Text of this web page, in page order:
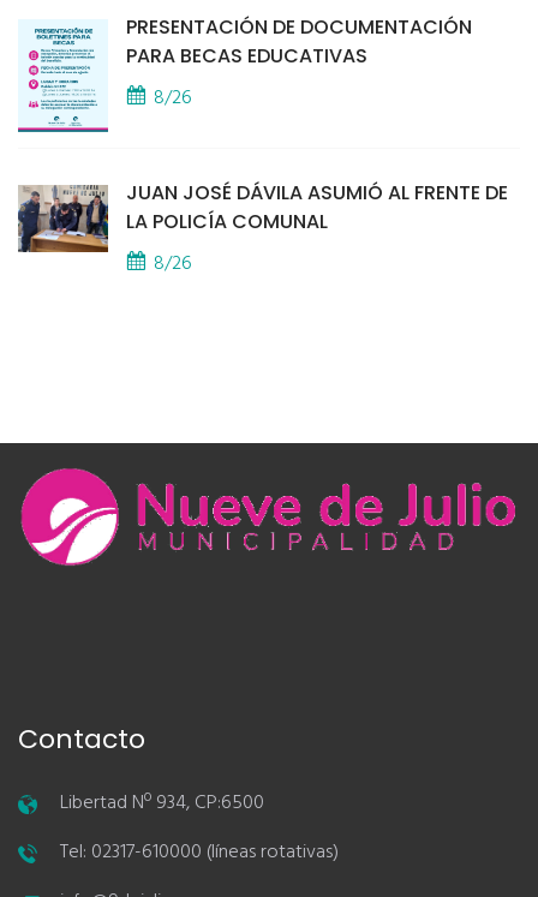
PRESENTACIÓN DE DOCUMENTACIÓN
PARA BECAS EDUCATIVAS
8/26
JUAN JOSÉ DÁVILA ASUMIÓ AL FRENTE DE
LA POLICÍA COMUNAL
8/26
Contacto
Libertad Nº 934, CP:6500
Tel: 02317-610000 (líneas rotativas)